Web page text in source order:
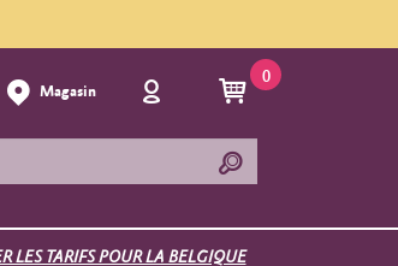
Magasin
0
LES TARIFS POUR LA BELGIQUE